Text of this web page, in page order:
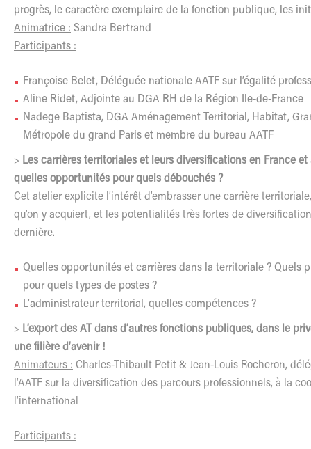
progrès, le caractère exemplaire de la fonction publique, les
Animatrice : Sandra Bertrand
Participants :
Françoise Belet, Déléguée nationale AATF sur l’égalité
Aline Ridet, Adjointe au DGA RH de la Région Ile-de-France
Nadege Baptista, DGA Aménagement Territorial, Habitat,
Métropole du grand Paris et membre du bureau AATF
> Les carrières territoriales et leurs diversifications en France et
quelles opportunités pour quels débouchés ?
Cet atelier explicite l’intérêt d’embrasser une carrière
qu’on y acquiert, et les potentialités très fortes de
dernière.
Quelles opportunités et carrières dans la territoriale ? Quels
pour quels types de postes ?
L’administrateur territorial, quelles compétences ?
> L’export des AT dans d’autres fonctions publiques, dans le
une filière d’avenir !
Animateurs : Charles-Thibault Petit & Jean-Louis Rocheron,
l’AATF sur la diversification des parcours professionnels, à la
l’international
Participants :